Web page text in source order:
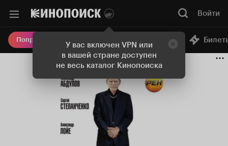
У вас включен VPN или
в вашей стране доступен
не весь каталог Кинопоиска
Войти
Попробовать Плюс Онлайн-кинотеатр